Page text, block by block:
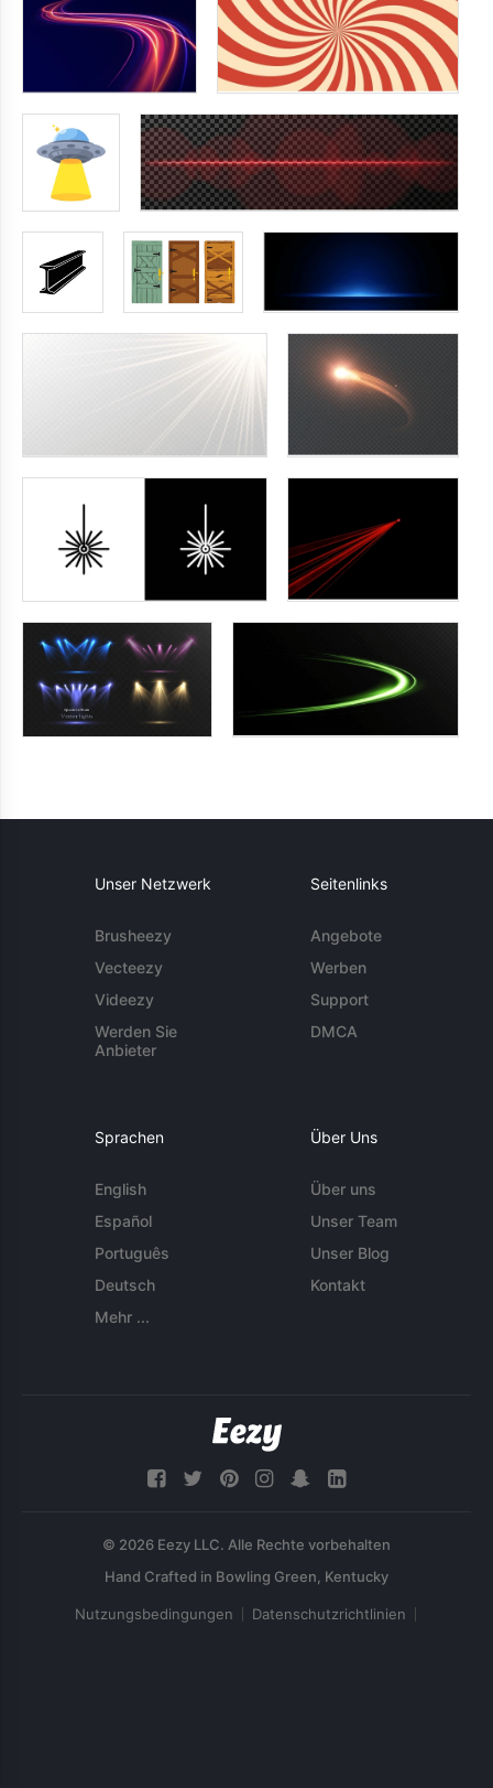
Unser Netzwerk
Brusheezy
Vecteezy
Videezy
Werden Sie
Anbieter
Seitenlinks
Angebote
Werben
Support
DMCA
Sprachen
English
Español
Português
Deutsch
Mehr ...
Über Uns
Über uns
Unser Team
Unser Blog
Kontakt
© 2026 Eezy LLC. Alle Rechte vorbehalten
Nutzungsbedingungen Datenschutzrichtlinien